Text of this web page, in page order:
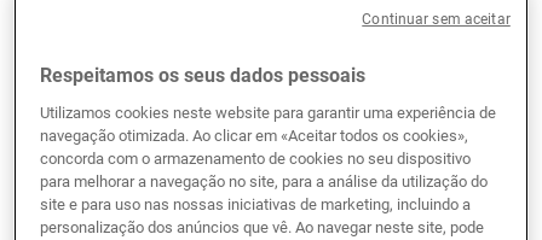
Gestão de património
Gestão de ativos
Date Document
09.2024 Sustainability letter
Respeitamos os seus dados pessoais
Utilizamos cookies neste website para garantir uma experiência de
navegação otimizada. Ao clicar em «Aceitar todos os cookies»,
concorda com o armazenamento de cookies no seu dispositivo
para melhorar a navegação no site, para a análise da utilização do
site e para uso nas nossas iniciativas de marketing, incluindo a
personalização dos anúncios que vê. Ao navegar neste site, pode
Continuar sem aceitar